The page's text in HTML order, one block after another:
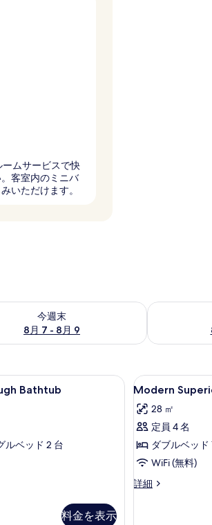
ムサービスで快
客室内のミニバ
いただけます。
今週末
8月 7 - 8月 9
7 - 8月 9 の空室状況をチェック来週末 8月
動式ベッド
Room with See-through Bathtub | ミニバー、
Bathtub
ルベッド 2 台
料金を表示
Modern
Superior
Room
の
す
べ
て
6
Modern
28 ㎡
定員 4 名
ダブルベッド
WiFi (無料)
詳細
Modern